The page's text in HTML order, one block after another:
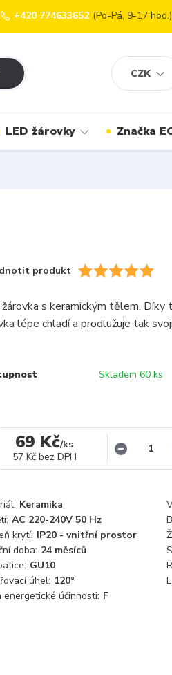
CZK
+420 774633652 (Po-Pá, 9-17 hod.)
LED žárovky Značka
produkt
s keramickým tělem.
lépe chladí a prodlužuje tak
Skladem 60 ks
69 Kč/ks
57 Kč bez DPH
Keramika
AC 220-240V 50 Hz
krytí: IP20 - vnitřní prostor
doba: 24 měsíců
GU10
úhel: 120°
energetické účinnosti: F